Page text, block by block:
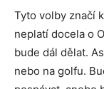
Tyto volby značí
neplatí docela o
bude dál dělat.
nebo na golfu.